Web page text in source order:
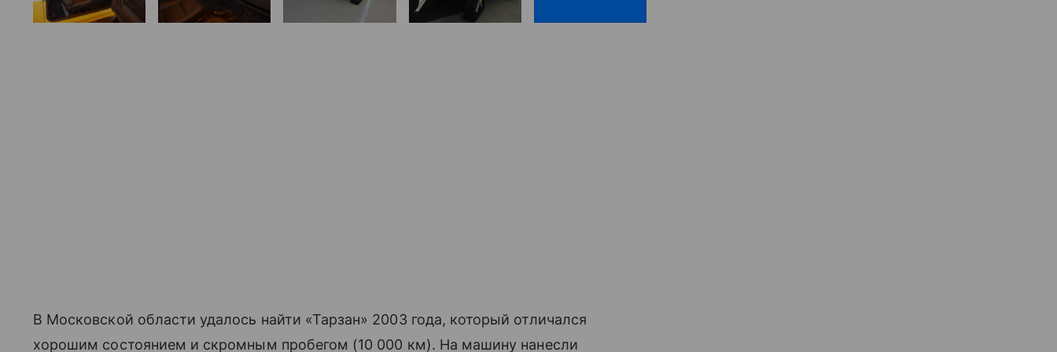
В Московской области удалось найти «Тарзан» 2003 года, который отличался
хорошим состоянием и скромным пробегом (10 000 км). На машину нанесли